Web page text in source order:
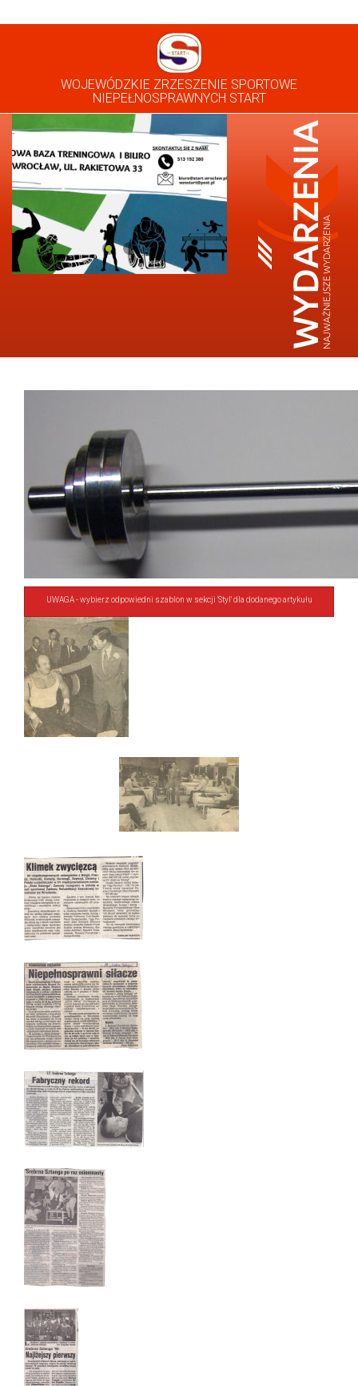
WOJEWÓDZKIE ZRZESZENIE SPORTOWE
NIEPEŁNOSPRAWNYCH START
UWAGA - wybierz odpowiedni szablon w sekcji 'Styl' dla dodanego artykułu